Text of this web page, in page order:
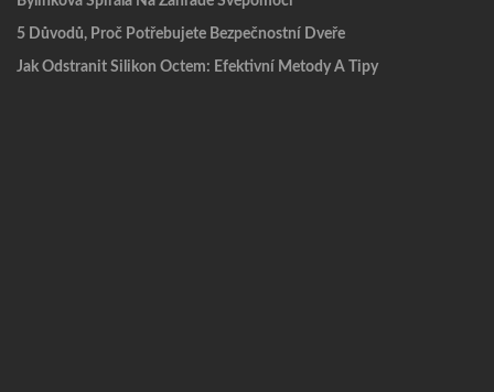
5 Důvodů, Proč Potřebujete Bezpečnostní Dveře
Jak Odstranit Silikon Octem: Efektivní Metody A Tipy